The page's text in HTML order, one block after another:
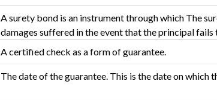
A surety bond is an instrument through which The
damages suffered in the event that the principal
A certified check as a form of guarantee.
The date of the guarantee. This is the date on which